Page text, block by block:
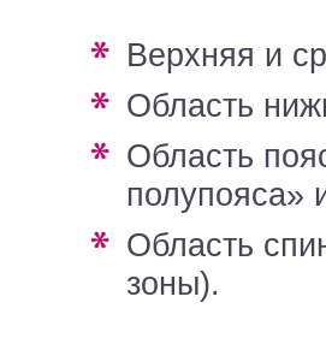
верхняя и
область
область поясницы (в виде «левого
полупояса»
область спины (без отдачи в прилегающие
зоны).